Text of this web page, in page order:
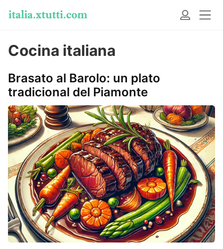
Cocina italiana
Brasato al Barolo: un plato
tradicional del Piamonte